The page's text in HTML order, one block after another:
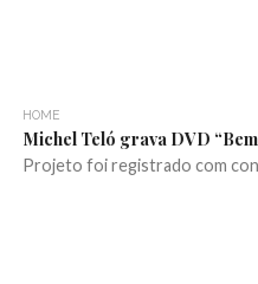
HOME
Michel Teló grava DVD
Projeto foi registrado com